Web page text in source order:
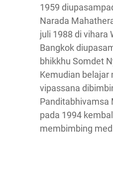
1959
Narada
juli 1988 di vihara
Bangkok
bhikkhu Somdet
Kemudian belajar
vipassana
Panditabhivamsa
pada 1994
membimbing